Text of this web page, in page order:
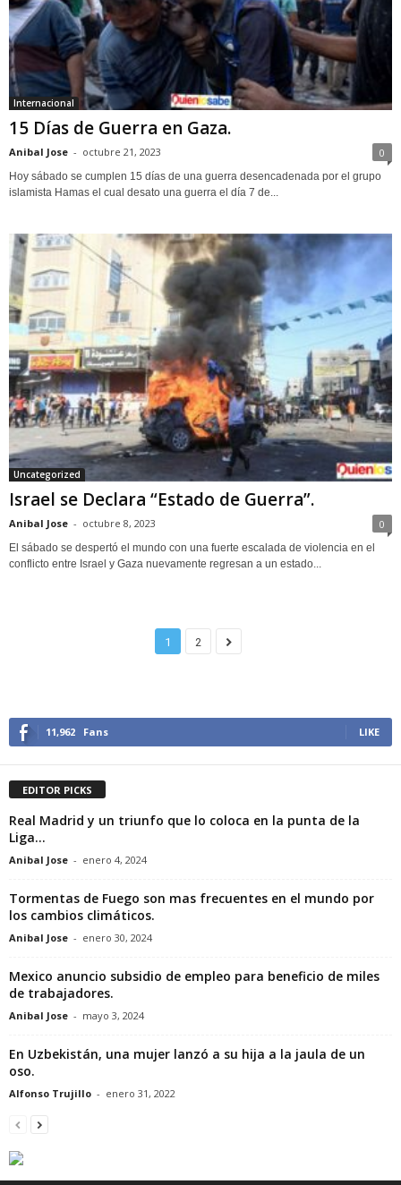
Internacional
15 Días de Guerra en Gaza.
Anibal Jose - octubre 21, 2023 0
Hoy sábado se cumplen 15 días de una guerra desencadenada por el grupo
islamista Hamas el cual desato una guerra el día 7 de...
Uncategorized
Israel se Declara “Estado de Guerra”.
Anibal Jose - octubre 8, 2023 0
El sábado se despertó el mundo con una fuerte escalada de violencia en el
conflicto entre Israel y Gaza nuevamente regresan a un estado...
1 2
11,962 Fans LIKE
EDITOR PICKS
Real Madrid y un triunfo que lo coloca en la punta de la
Liga...
Anibal Jose - enero 4, 2024
Tormentas de Fuego son mas frecuentes en el mundo por
los cambios climáticos.
Anibal Jose - enero 30, 2024
Mexico anuncio subsidio de empleo para beneficio de miles
de trabajadores.
Anibal Jose - mayo 3, 2024
En Uzbekistán, una mujer lanzó a su hija a la jaula de un
oso.
Alfonso Trujillo - enero 31, 2022